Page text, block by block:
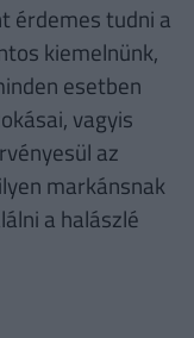
érdemes tudni a
kiemelnünk,
esetben
vagyis
az
markánsnak
a halászlé